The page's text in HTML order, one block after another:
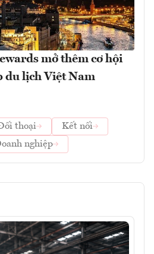
mở thêm cơ hội
du lịch Việt Nam
thoại
Kết nối
nghiệp